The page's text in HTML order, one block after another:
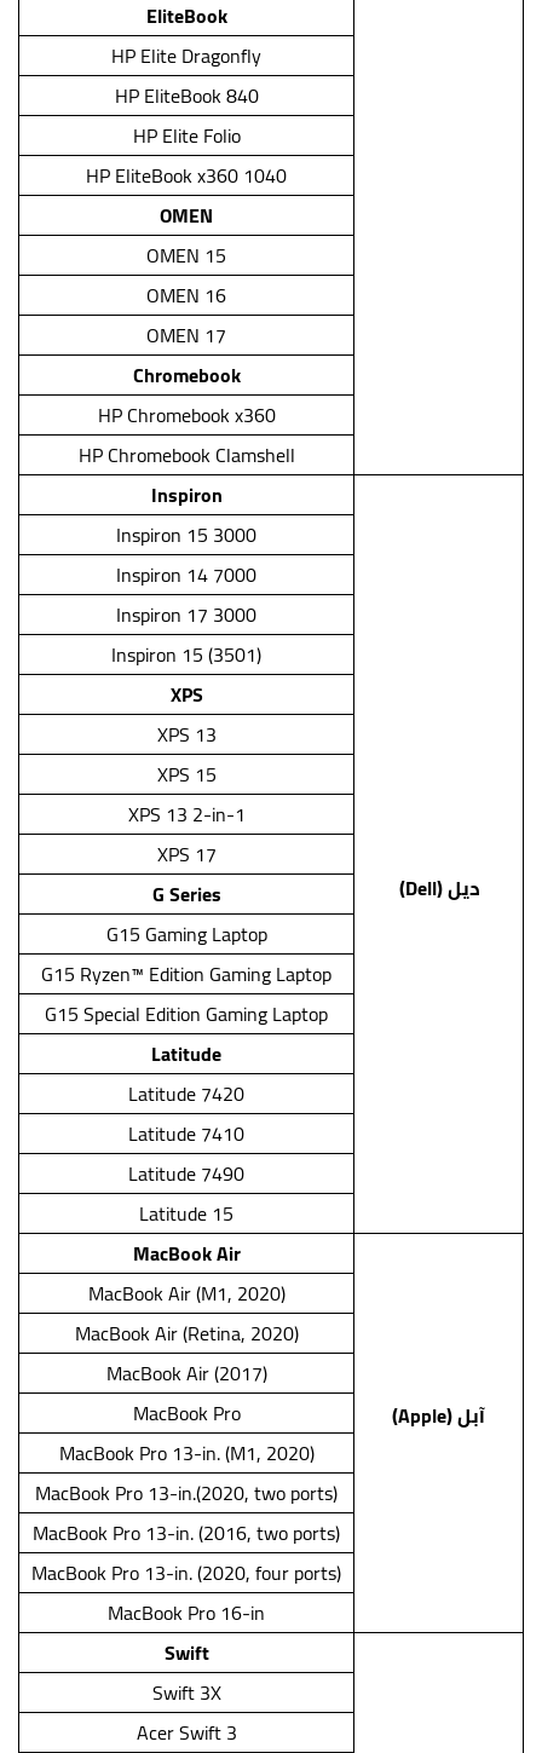
EliteBook
HP Elite Dragonfly
HP EliteBook 840
HP Elite Folio
HP EliteBook x360 1040
OMEN
OMEN 15
OMEN 16
OMEN 17
Chromebook
HP Chromebook x360
HP Chromebook Clamshell
ديل (Dell)
Inspiron
Inspiron 15 3000
Inspiron 14 7000
Inspiron 17 3000
Inspiron 15 (3501)
XPS
XPS 13
XPS 15
XPS 13 2-in-1
XPS 17
G Series
G15 Gaming Laptop
G15 Ryzen™ Edition Gaming Laptop
G15 Special Edition Gaming Laptop
Latitude
Latitude 7420
Latitude 7410
Latitude 7490
Latitude 15
آبل (Apple)
MacBook Air
MacBook Air (M1, 2020)
MacBook Air (Retina, 2020)
MacBook Air (2017)
MacBook Pro
MacBook Pro 13-in. (M1, 2020)
MacBook Pro 13-in.(2020, two ports)
MacBook Pro 13-in. (2016, two ports)
MacBook Pro 13-in. (2020, four ports)
MacBook Pro 16-in
Swift
Swift 3X
Acer Swift 3